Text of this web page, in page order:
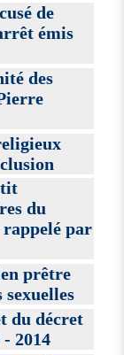
de
émis
des
du
par
prêtre
sexuelles
du décret
2014